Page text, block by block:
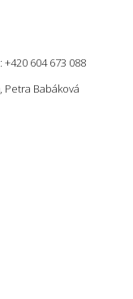
604 673 088
Petra Babáková